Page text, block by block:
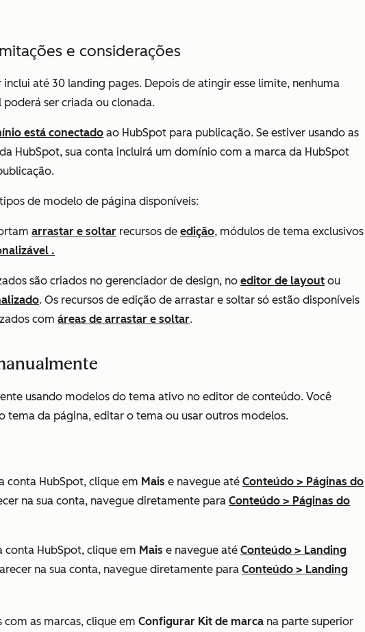
e considerações
inclui até 30 landing pages. Depois de atingir esse limite, nenhuma
ser criada ou clonada.
está conectado ao HubSpot para publicação. Se estiver usando as
HubSpot, sua conta incluirá um domínio com a marca da HubSpot
de modelo de página disponíveis:
arrastar e soltar recursos de edição, módulos de tema exclusivos
.
são criados no gerenciador de design, no editor de layout ou
. Os recursos de edição de arrastar e soltar só estão disponíveis
com áreas de arrastar e soltar.
usando modelos do tema ativo no editor de conteúdo. Você
tema da página, editar o tema ou usar outros modelos.
conta HubSpot, clique em Mais e navegue até Conteúdo > Páginas do
na sua conta, navegue diretamente para Conteúdo > Páginas do
conta HubSpot, clique em Mais e navegue até Conteúdo > Landing
na sua conta, navegue diretamente para Conteúdo > Landing
com as marcas, clique em Configurar Kit de marca na parte superior